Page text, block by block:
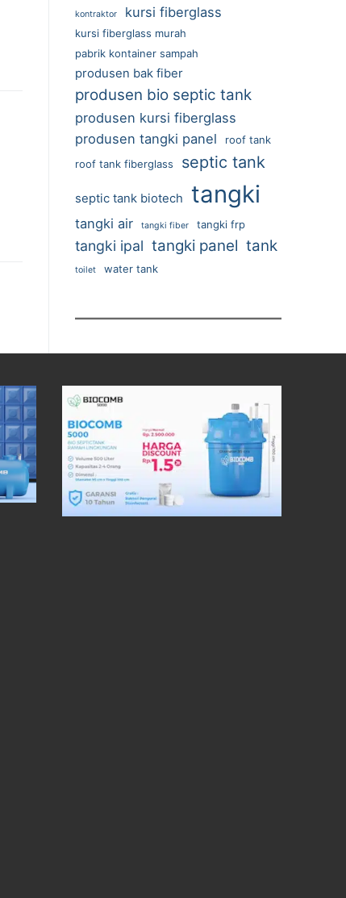
kontraktor kursi fiberglass
kursi fiberglass murah
pabrik kontainer sampah
produsen bak fiber
produsen bio septic tank
produsen kursi fiberglass
produsen tangki panel
roof tank
roof tank fiberglass
septic tank
septic tank biotech tangki
tangki air tangki fiber tangki frp
tangki ipal tangki panel tank
toilet water tank